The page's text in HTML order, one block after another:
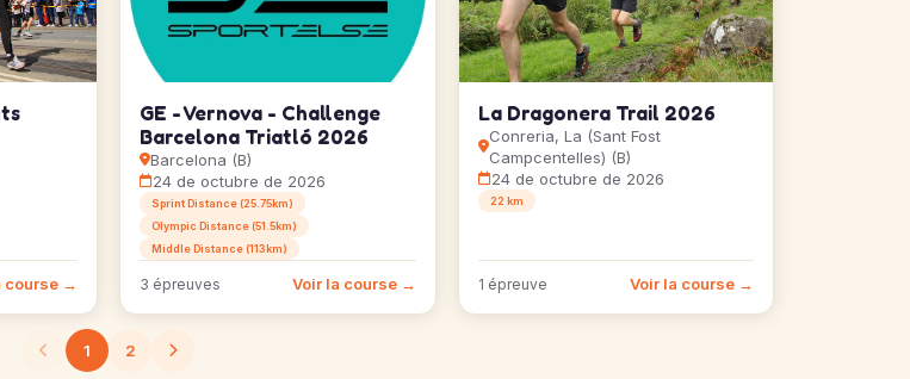
course →
GE - Vernova - Challenge
Barcelona Triatló 2026
Barcelona (B)
24 de octubre de 2026
Sprint Distance (25.75km)
Olympic Distance (51.5km)
Middle Distance (113km)
3 épreuves Voir la course →
La Dragonera Trail 2026
Conreria, La (Sant Fost
Campcentelles) (B)
24 de octubre de 2026
22 km
1 épreuve Voir la course →
1 2